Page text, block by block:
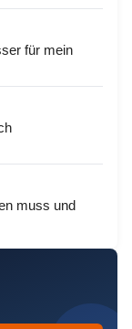
für mein
muss und